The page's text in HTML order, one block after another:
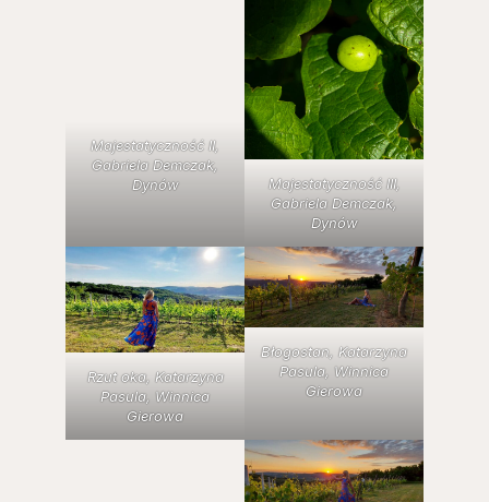
Majestatyczność II,
Gabriela Demczak,
Dynów
Majestatyczność III,
Gabriela Demczak,
Dynów
Rzut oka, Katarzyna
Pasula, Winnica
Gierowa
Błogostan, Katarzyna
Pasula, Winnica
Gierowa